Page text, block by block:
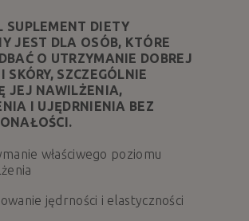
SUPLEMENT DIETY
JEST DLA OSÓB, KTÓRE
O UTRZYMANIE DOBREJ
SKÓRY, SZCZEGÓLNIE
JEJ NAWILŻENIA,
I UJĘDRNIENIA BEZ
właściwego poziomu
jędrności i elastyczności